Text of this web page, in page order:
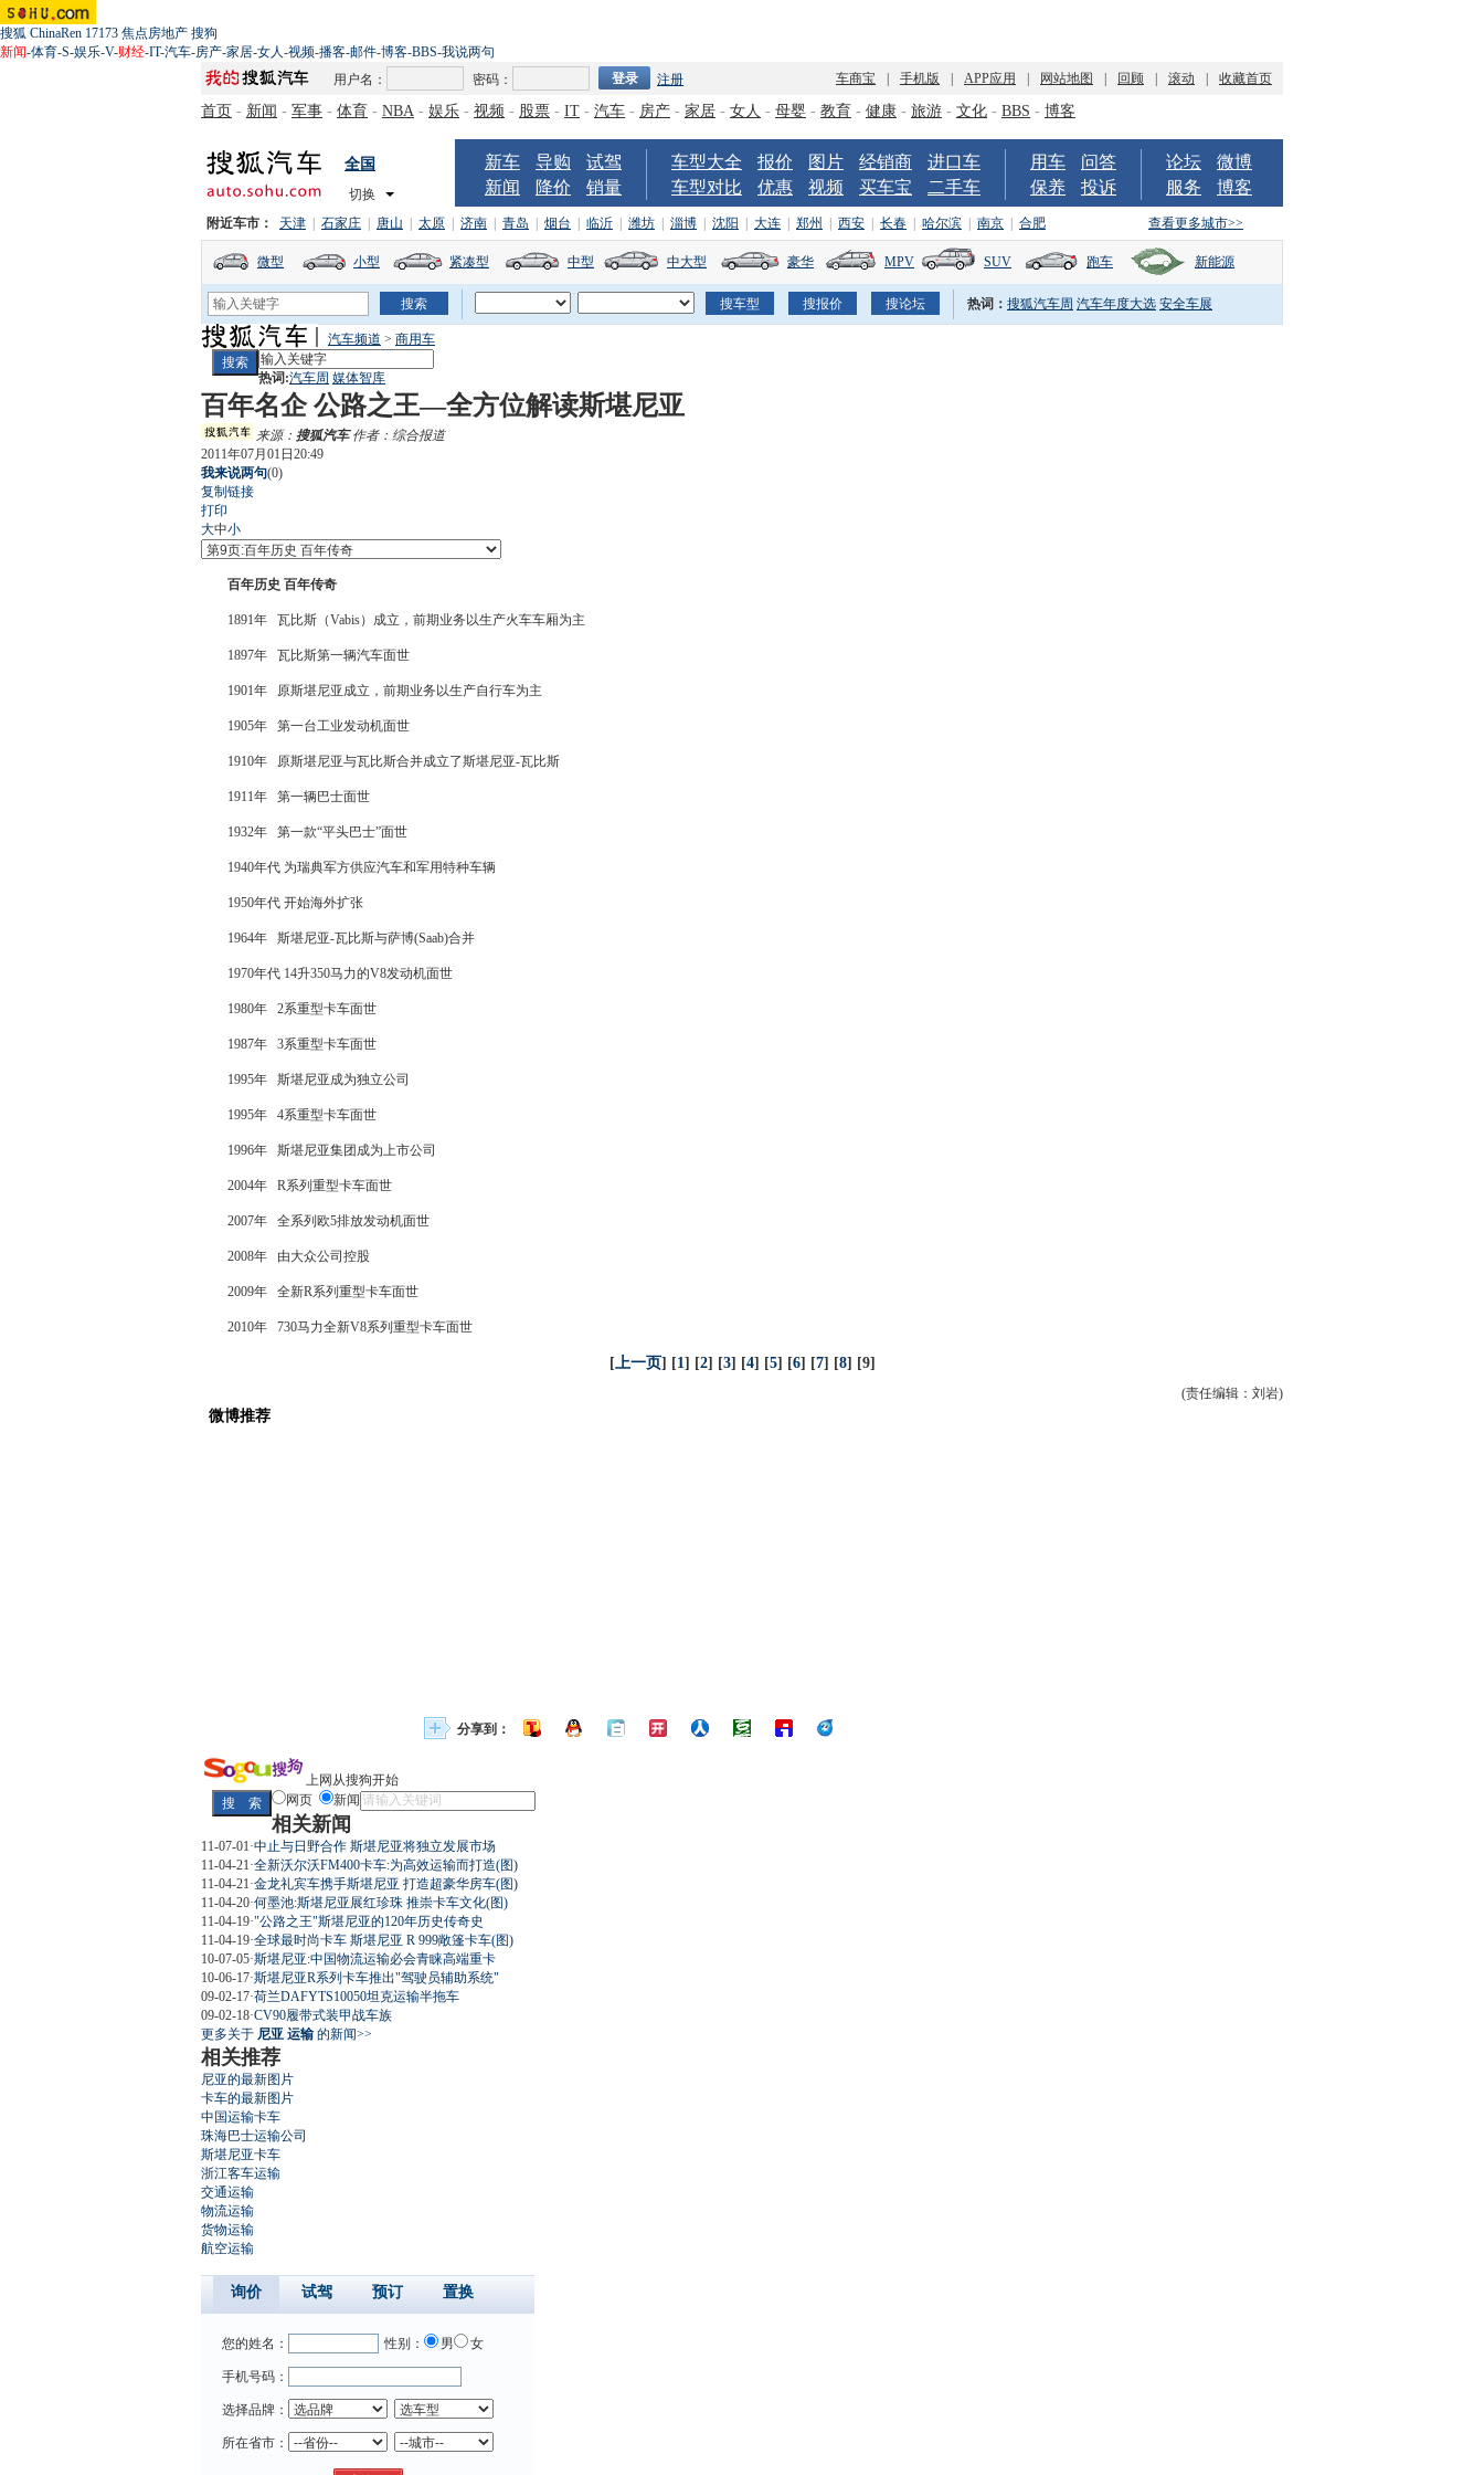
搜狐 ChinaRen 17173 焦点房地产 搜狗
新闻-体育-S-娱乐-V-财经-IT-汽车-房产-家居-女人-视频-播客-邮件-博客-BBS-我说两句
用户名：
密码： 注册 车商宝 手机版 APP应用 网站地图 回顾 滚动 收藏首页
首页 - 新闻 - 军事 - 体育 - NBA - 娱乐 - 视频 - 股票 - IT - 汽车 - 房产 - 家居 - 女人 - 母婴 - 教育 - 健康 - 旅游 - 文化 - BBS - 博客
全国
切换
新车 导购
试驾
新闻
降价 销量
车型大全 报价 图片 经销商
进口车
车型对比
优惠 视频 买车宝 二手车
用车
问答
保养
投诉
论坛
微博
服务
博客
查看更多城市>>
附近车市： 天津 石家庄 唐山 太原 济南 青岛 烟台 临沂 潍坊 淄博 沈阳 大连 郑州 西安 长春 哈尔滨 南京 合肥
微型 小型 紧凑型 中型 中大型 豪华 MPV SUV 跑车 新能源
热词： 搜狐汽车周 汽车年度大选 安全车展
汽车频道 > 商用车
热词:汽车周 媒体智库
百年名企 公路之王—全方位解读斯堪尼亚
来源： 搜狐汽车作者：综合报道
2011年07月01日20:49
我来说两句(0)
复制链接
打印
大中小
百年历史 百年传奇
1891年 瓦比斯（Vabis）成立，前期业务以生产火车车厢为主
1897年 瓦比斯第一辆汽车面世
1901年 原斯堪尼亚成立，前期业务以生产自行车为主
1905年 第一台工业发动机面世
1910年 原斯堪尼亚与瓦比斯合并成立了斯堪尼亚-瓦比斯
1911年 第一辆巴士面世
1932年 第一款“平头巴士”面世
1940年代 为瑞典军方供应汽车和军用特种车辆
1950年代 开始海外扩张
1964年 斯堪尼亚-瓦比斯与萨博(Saab)合并
1970年代 14升350马力的V8发动机面世
1980年 2系重型卡车面世
1987年 3系重型卡车面世
1995年 斯堪尼亚成为独立公司
1995年 4系重型卡车面世
1996年 斯堪尼亚集团成为上市公司
2004年 R系列重型卡车面世
2007年 全系列欧5排放发动机面世
2008年 由大众公司控股
2009年 全新R系列重型卡车面世
2010年 730马力全新V8系列重型卡车面世
[上一页] [1] [2] [3] [4] [5] [6] [7] [8] [9]
(责任编辑：刘岩)
微博推荐
分享到：
上网从搜狗开始
网页
新闻
相关新闻
11-07-01 ·中止与日野合作 斯堪尼亚将独立发展市场
11-04-21 ·全新沃尔沃FM400卡车:为高效运输而打造(图)
11-04-21 ·金龙礼宾车携手斯堪尼亚 打造超豪华房车(图)
11-04-20·何墨池:斯堪尼亚展红珍珠 推崇卡车文化(图)
11-04-19·"公路之王"斯堪尼亚的120年历史传奇史
11-04-19·全球最时尚卡车 斯堪尼亚 R 999敞篷卡车(图)
10-07-05·斯堪尼亚:中国物流运输必会青睐高端重卡
10-06-17·斯堪尼亚R系列卡车推出"驾驶员辅助系统"
09-02-17·荷兰DAFYTS10050坦克运输半拖车
09-02-18·CV90履带式装甲战车族
更多关于 尼亚 运输 的新闻>>
相关推荐
尼亚的最新图片
卡车的最新图片
中国运输卡车
珠海巴士运输公司
斯堪尼亚卡车
浙江客车运输
交通运输
物流运输
货物运输
航空运输
询价 试驾 预订 置换
您的姓名： 性别： 男 女
手机号码：
选择品牌：
所在省市：